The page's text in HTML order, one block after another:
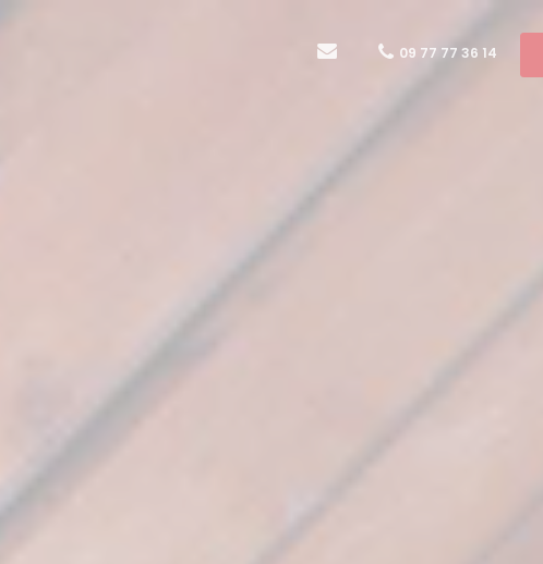
09 77 77 36 14